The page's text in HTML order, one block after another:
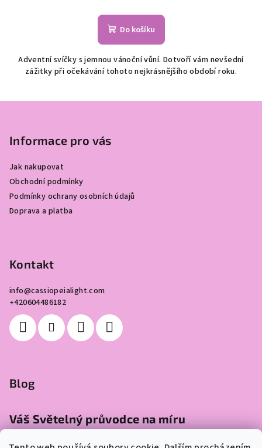
Do košíku
Adventní svíčky s jemnou vánoční vůní. Dotvoří vám nevšední
zážitky při očekávání tohoto nejkrásnějšího období roku.
Informace pro vás
Jak nakupovat
Obchodní podmínky
Podmínky ochrany osobních údajů
Doprava a platba
Kontakt
info@cassiopeialight.com
+420604486182
Blog
Váš Světelný průvodce na míru